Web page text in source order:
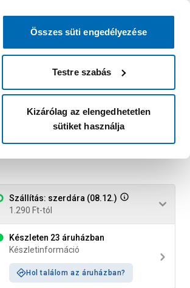
Összes süti engedélyezése
Testre szabás
Kizárólag az elengedhetetlen
sütiket használja
bejelentkezni?
Belépés Listáim
Áruházak és szolgáltatások
Szállítás: szerdára (08.12.)
1.290 Ft-tól
Készleten 23 áruházban
Készletinformáció
Hol találom az áruházban?